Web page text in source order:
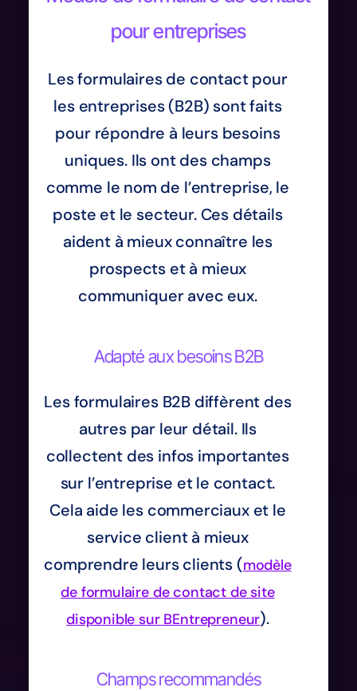
pour entreprises
Les formulaires de contact pour
les entreprises (B2B) sont faits
pour répondre à leurs besoins
uniques. Ils ont des champs
comme le nom de l’entreprise, le
poste et le secteur. Ces détails
aident à mieux connaître les
prospects et à mieux
communiquer avec eux.
Adapté aux besoins B2B
Les formulaires B2B diffèrent des
autres par leur détail. Ils
collectent des infos importantes
sur l’entreprise et le contact.
Cela aide les commerciaux et le
service client à mieux
comprendre leurs clients (modèle
de formulaire de contact de site
disponible sur BEntrepreneur).
Champs recommandés